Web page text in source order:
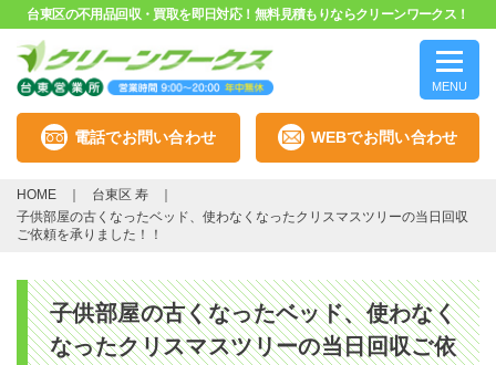
台東区の不用品回収・買取を即日対応！無料見積もりならクリーンワークス！
MENU
電話でお問い合わせ WEBでお問い合わせ
HOME
台東区 寿
子供部屋の古くなったベッド、使わなくなったクリスマスツリーの当日回収
ご依頼を承りました！！
子供部屋の古くなったベッド、使わなく
なったクリスマスツリーの当日回収ご依